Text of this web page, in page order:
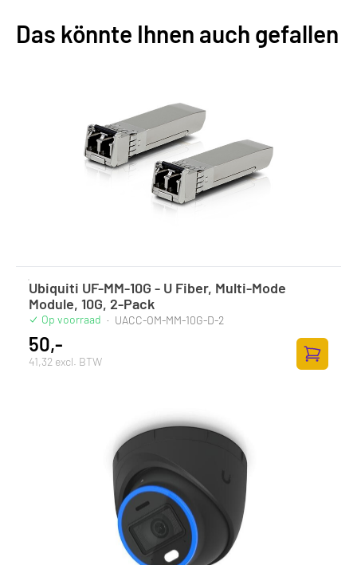
Das könnte Ihnen auch gefallen
Ubiquiti UF-MM-10G - U Fiber, Multi-Mode
Module, 10G, 2-Pack
Op voorraad · UACC-OM-MM-10G-D-2
50,-
41,32 excl. BTW
Zum